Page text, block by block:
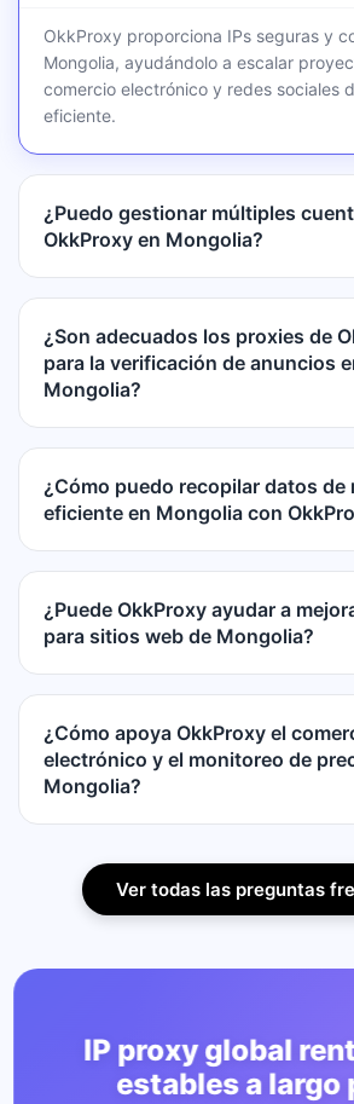
OkkProxy proporciona IPs seguras y
Mongolia, ayudándolo a escalar
comercio electrónico y redes sociales
eficiente.
¿Puedo gestionar múltiples
OkkProxy en Mongolia?
¿Son adecuados los proxies de
para la verificación de anuncios
Mongolia?
¿Cómo puedo recopilar datos de
eficiente en Mongolia con
¿Puede OkkProxy ayudar a
para sitios web de Mongolia?
¿Cómo apoya OkkProxy el
electrónico y el monitoreo de
Mongolia?
Ver todas las preguntas
IP proxy global
estables a largo